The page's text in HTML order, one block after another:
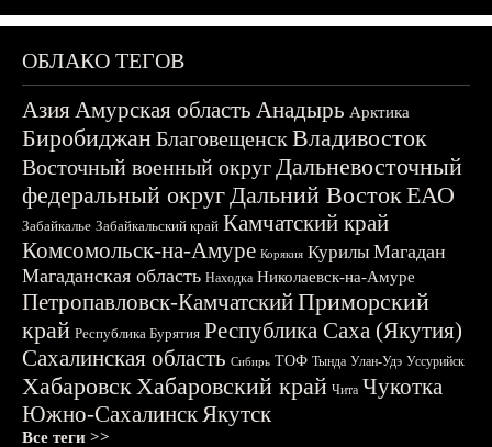
ОБЛАКО ТЕГОВ
АзияАмурская область Анадырь Арктика
БиробиджанБлаговещенскВладивосток
Восточный военный округДальневосточный
федеральный округДальний ВостокЕАО
Забайкалье Забайкальский край Камчатский край
Комсомольск-на-Амуре Корякия Курилы Магадан
Магаданская область Находка Николаевск-на-Амуре
Петропавловск-КамчатскийПриморский
край Республика Бурятия Республика Саха (Якутия)
Сахалинская область Сибирь ТОФ Тында Улан-Удэ Уссурийск
ХабаровскХабаровский край Чита Чукотка
Южно-СахалинскЯкутск
Все теги >>